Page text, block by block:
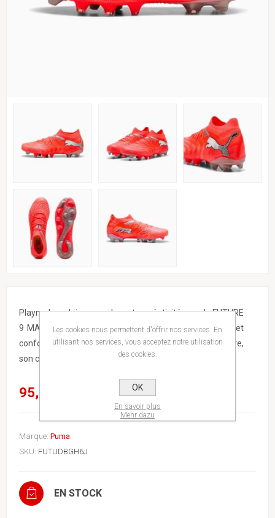
Playmakers, laissez parler votre créativité avec la FUTURE
9 MATCH. L’empeigne t’offre un maintien flexible, sûr et
confortable grâce à sa matière de base douce et légère,
son col tricoté extensible et sa construction mi-haute
95,00€
Marque: Puma
SKU: FUTUDBGH6J
EN STOCK
Les cookies nous permettent d'offrir nos services. En
utilisant nos services, vous acceptez notre utilisation
des cookies.
OK
En savoir plus
Mehr dazu